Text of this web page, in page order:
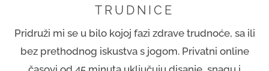
TRUDNICE
Pridruži mi se u bilo kojoj fazi zdrave trudnoće, sa ili
bez prethodnog iskustva s jogom. Privatni online